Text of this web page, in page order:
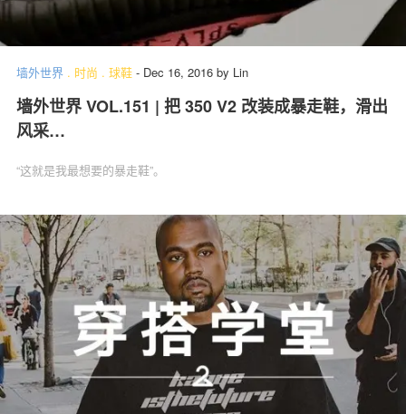
墙外世界 . 时尚 . 球鞋 - Dec 16, 2016 by Lin
墙外世界 VOL.151 | 把 350 V2 改装成暴走鞋，滑出
风采…
“这就是我最想要的暴走鞋”。